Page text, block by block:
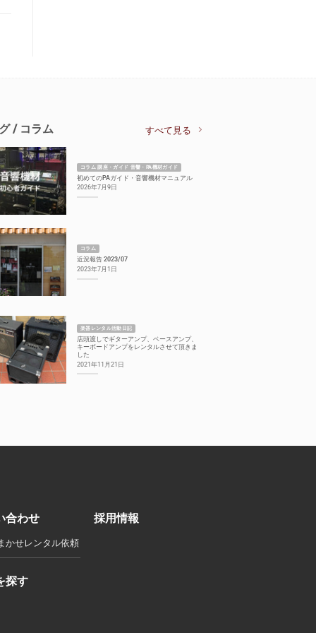
/ コラム すべて見る
コラム 講座・ガイド 音響・PA機材ガイド
初めてのPAガイド・音響機材マニュアル
2026年7月9日
コラム
近況報告 2023/07
2023年7月1日
楽器レンタル活動日記
店頭渡しでギターアンプ、ベースアンプ、
キーボードアンプをレンタルさせて頂きま
した
2021年11月21日
合わせ
かせレンタル依頼
探す
採用情報